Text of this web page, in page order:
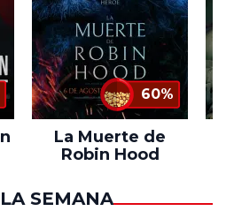
60%
La Muerte de
Robin Hood
SEMANA